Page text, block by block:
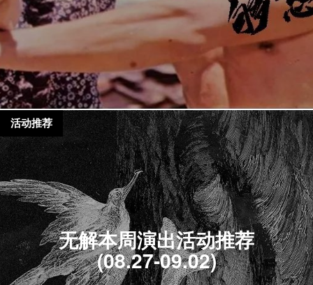
无解本周演出活动推荐
(08.27-09.02)
活动推荐